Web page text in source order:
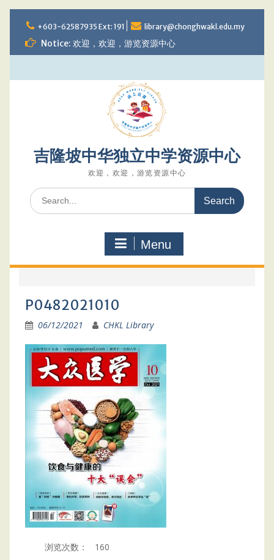
to
content
+603-62587935 Ext: 191 library@chonghwakl.edu.my
Notice: 欢迎，欢迎，游览资源中心
吉隆坡中华独立中学资源中心
欢迎，欢迎，游览资源中心
Search
for:
Menu
P0482021010
06/12/2021 CHKL Library
浏览次数： 160